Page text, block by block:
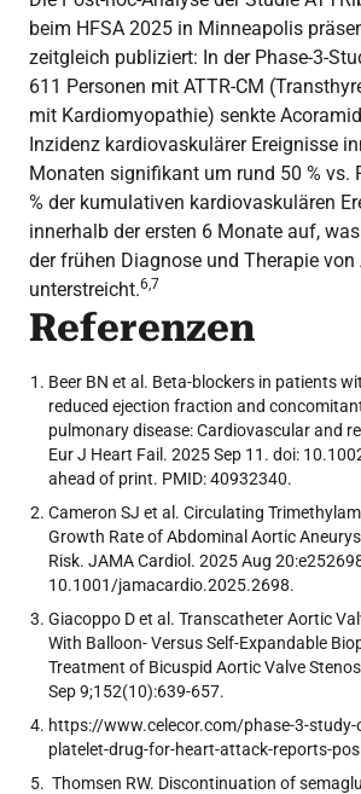
beim HFSA 2025 in Minneapolis
zeitgleich publiziert: In der Phase-3-
611 Personen mit ATTR-CM
mit Kardiomyopathie) senkte
Inzidenz kardiovaskulärer Ereignisse
Monaten signifikant um rund 50 % vs.
% der kumulativen kardiovaskulären
innerhalb der ersten 6 Monate auf,
der frühen Diagnose und Therapie von
unterstreicht.6,7
Referenzen
Beer BN et al. Beta-blockers in patients
reduced ejection fraction and
pulmonary disease: Cardiovascular and
Eur J Heart Fail. 2025 Sep 11. doi:
ahead of print. PMID: 40932340.
Cameron SJ et al. Circulating
Growth Rate of Abdominal Aortic
Risk. JAMA Cardiol. 2025 Aug
10.1001/jamacardio.2025.2698.
Giacoppo D et al. Transcatheter Aortic
With Balloon- Versus Self-Expandable
Treatment of Bicuspid Aortic Valve
Sep 9;152(10):639-657.
https://www.celecor.com/phase-3-study-
platelet-drug-for-heart-attack-reports-
Thomsen RW. Discontinuation of